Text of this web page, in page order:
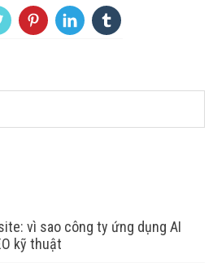
vì sao công ty ứng dụng AI
kỹ thuật